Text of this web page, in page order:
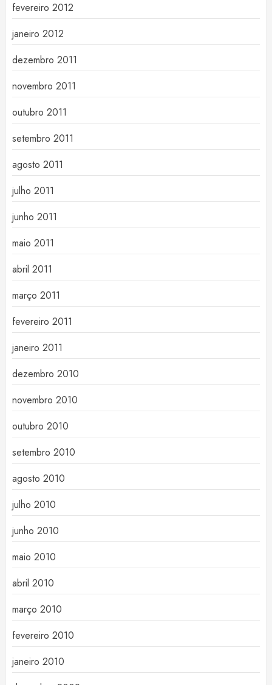
fevereiro 2012
janeiro 2012
dezembro 2011
novembro 2011
outubro 2011
setembro 2011
agosto 2011
julho 2011
junho 2011
maio 2011
abril 2011
março 2011
fevereiro 2011
janeiro 2011
dezembro 2010
novembro 2010
outubro 2010
setembro 2010
agosto 2010
julho 2010
junho 2010
maio 2010
abril 2010
março 2010
fevereiro 2010
janeiro 2010